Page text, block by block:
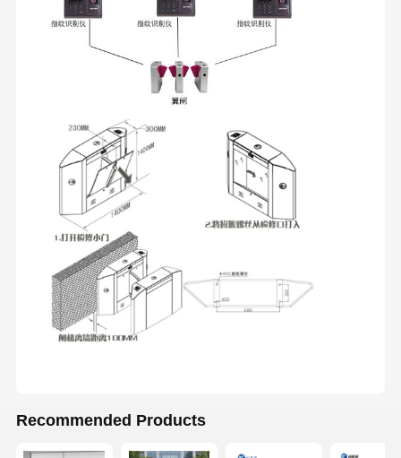
Créneau de vitesse
Porte de barrière d'aileron
Tournevis coulissant en verre
Tourniquet de bras de baisse
Parties de portes à tournevis
Machine de reconnaissance faciale
Contrôle d'accès à la porte piétonne
Machine de numérisation de code QR
Machine de stationnement
Composants de tournevis
Recommended Products